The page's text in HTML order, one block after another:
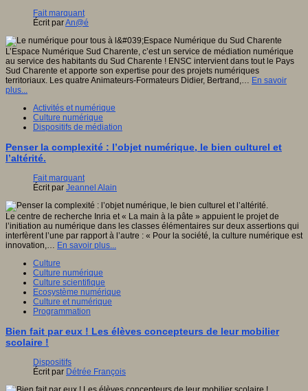
Fait marquant
Écrit parAn@é
L’Espace Numérique Sud Charente, c’est un service de médiation numérique
au service des habitants du Sud Charente ! ENSC intervient dans tout le Pays
Sud Charente et apporte son expertise pour des projets numériques
territoriaux. Les quatre Animateurs-Formateurs Didier, Bertrand,… En savoir
plus...
Activités et numérique
Culture numérique
Dispositifs de médiation
Penser la complexité : l’objet numérique, le bien culturel et
l’altérité.
Fait marquant
Écrit par Jeannel Alain
Le centre de recherche Inria et « La main à la pâte » appuient le projet de
l’initiation au numérique dans les classes élémentaires sur deux assertions qui
interfèrent l’une par rapport à l’autre : « Pour la société, la culture numérique est
innovation,… En savoir plus...
Culture
Culture numérique
Culture scientifique
Ecosystème numérique
Culture et numérique
Programmation
Bien fait par eux ! Les élèves concepteurs de leur mobilier
scolaire !
Dispositifs
Écrit par Détrée François